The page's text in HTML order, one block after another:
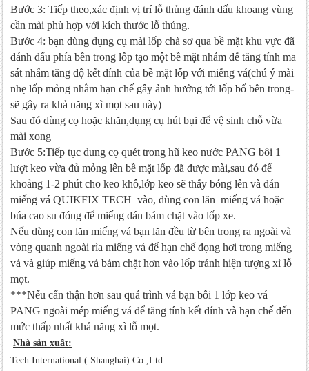
Bước 3: Tiếp theo,xác định vị trí lỗ thủng đánh dấu khoang vùng
cần mài phù hợp với kích thước lỗ thủng.
Bước 4: bạn dùng dụng cụ mài lốp chà sơ qua bề mặt khu vực đã
đánh dấu phía bên trong lốp tạo một bề mặt nhám để tăng tính ma
sát nhằm tăng độ kết dính của bề mặt lốp với miếng vá(chú ý mài
nhẹ lốp mỏng nhằm hạn chế gây ảnh hưởng tới lốp bố bên trong-
sẽ gây ra khả năng xì mọt sau này)
Sau đó dùng cọ hoặc khăn,dụng cụ hút bụi để vệ sinh chỗ vừa
mài xong
Bước 5:Tiếp tục dung cọ quét trong hũ keo nước PANG bôi 1
lượt keo vừa đủ mỏng lên bề mặt lốp đã được mài,sau đó để
khoảng 1-2 phút cho keo khô,lớp keo sẽ thấy bóng lên và dán
miếng vá QUIKFIX TECH vào, dùng con lăn miếng vá hoặc
búa cao su đóng để miếng dán bám chặt vào lốp xe.
Nếu dùng con lăn miếng vá bạn lăn đều từ bên trong ra ngoài và
vòng quanh ngoài rìa miếng vá để hạn chế đọng hơi trong miếng
vá và giúp miếng vá bám chặt hơn vào lốp tránh hiện tượng xì lỗ
mọt.
***Nếu cẩn thận hơn sau quá trình vá bạn bôi 1 lớp keo vá
PANG ngoài mép miếng vá để tăng tính kết dính và hạn chế đến
mức thấp nhất khả năng xì lỗ mọt.
Nhà sản xuất:
Tech International ( Shanghai) Co.,Ltd